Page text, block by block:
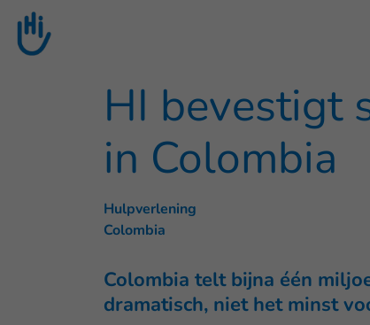
Goto main content
HI bevestigt
in Colombia
Hulpverlening
Colombia
Colombia telt bijna één
dramatisch, niet het minst